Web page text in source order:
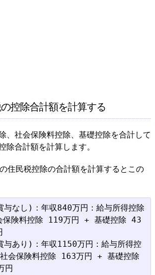
控除合計額を計算する
、社会保険料控除、基礎控除を合計して
除合計額を計算します。
住民税控除の合計額を計算するとこの
なし)：年収840万円：給与所得控除
険料控除 119万円 + 基礎控除 43
与あり)：年収1150万円：給与所得控
会保険料控除 163万円 + 基礎控除
円